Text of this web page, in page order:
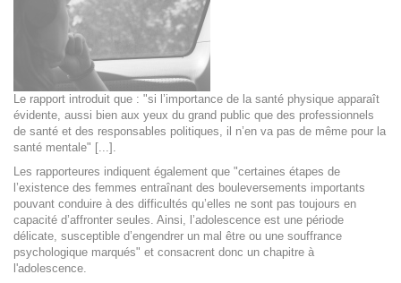
Le rapport introduit que : "si l’importance de la santé physique apparaît
évidente, aussi bien aux yeux du grand public que des professionnels
de santé et des responsables politiques, il n’en va pas de même pour la
santé mentale" [...].
Les rapporteures indiquent également que "certaines étapes de
l’existence des femmes entraînant des bouleversements importants
pouvant conduire à des difficultés qu’elles ne sont pas toujours en
capacité d’affronter seules. Ainsi, l’adolescence est une période
délicate, susceptible d’engendrer un mal être ou une souffrance
psychologique marqués" et consacrent donc un chapitre à
l'adolescence.